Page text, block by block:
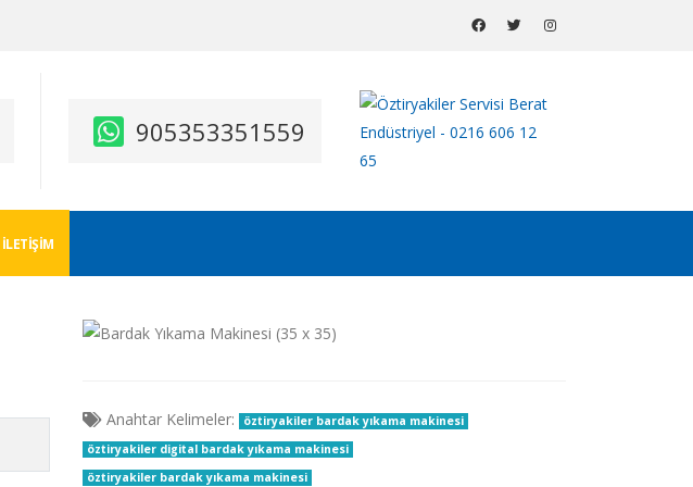
905353351559
İLETIŞIM
Anahtar Kelimeler:
öztiryakiler bardak yıkama makinesi
öztiryakiler digital bardak yıkama makinesi
öztiryakiler bardak yıkama makinesi